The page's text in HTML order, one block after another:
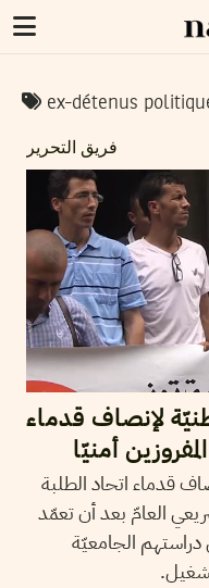
ex-détenus
فريق التحرير
لإنصاف قدماء
أمنيّا
قدماء اتحاد الطلبة
العامّ بعد أن تعمّد
الجامعيّة